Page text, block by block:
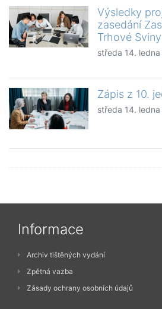
Výsledky
zasedání
Trhové
středa 14.
Zápis z 10.
středa 14.
Informace
Archiv tištěných vydání
Zpětná vazba
Zásady ochrany osobních údajů